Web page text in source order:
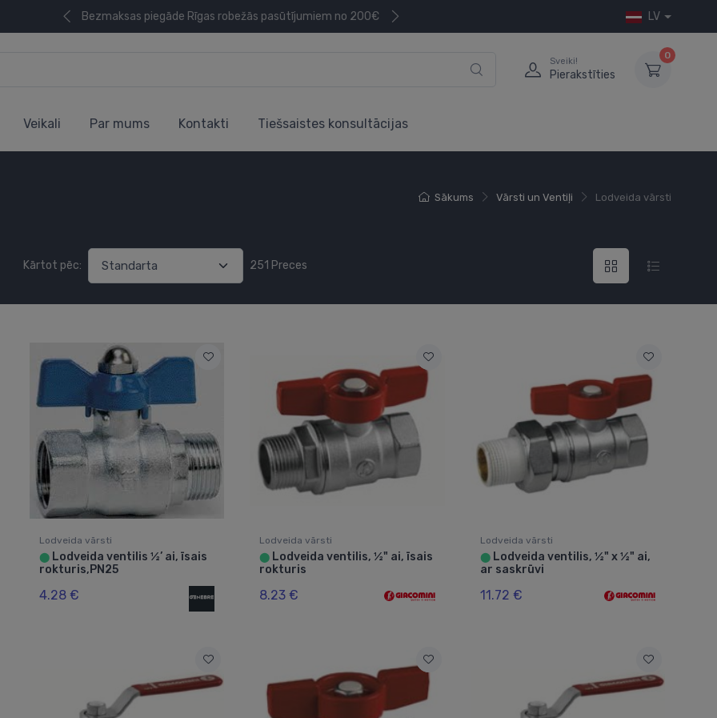
Bezmaksas piegāde Rīgas robežās pasūtījumiem no 200€ LV
Sveiki!
Pierakstīties
0
Veikali Par mums Kontakti Tiešsaistes konsultācijas
Sākums Vārsti un Ventiļi Lodveida vārsti
Kārtot pēc: 251 Preces
Lodveida vārsti
⬤ Lodveida ventilis ½’ ai, īsais
rokturis,PN25
4.28 €
Lodveida vārsti
⬤ Lodveida ventilis, ½" ai, īsais
rokturis
8.23 €
Lodveida vārsti
⬤Lodveida ventilis, ½" x ½" ai,
ar saskrūvi
11.72 €